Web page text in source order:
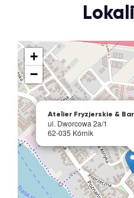
Atelier Fryzjerskie &
ul. Dworcowa 2a/1
62-035 Kórnik
+
−